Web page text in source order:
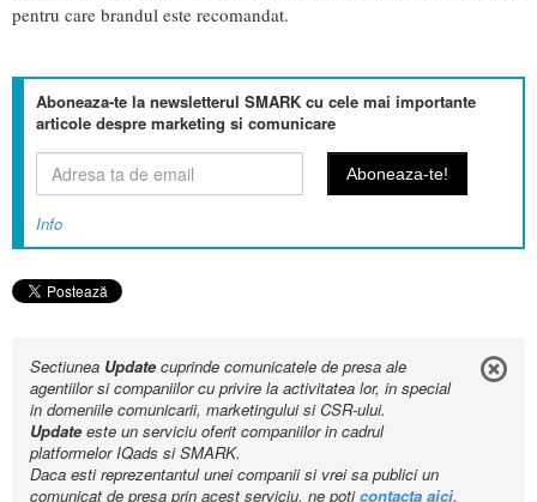
pentru care brandul este recomandat.
Aboneaza-te la newsletterul SMARK cu cele mai importante
articole despre marketing si comunicare
Info
Sectiunea Updatecuprinde comunicatele de presa ale
agentiilor si companiilor cu privire la activitatea lor, in special
in domeniile comunicarii, marketingului si CSR-ului.
Updateeste un serviciu oferit companiilor in cadrul
platformelor IQads si SMARK.
Daca esti reprezentantul unei companii si vrei sa publici un
comunicat de presa prin acest serviciu, ne poticontacta aici.